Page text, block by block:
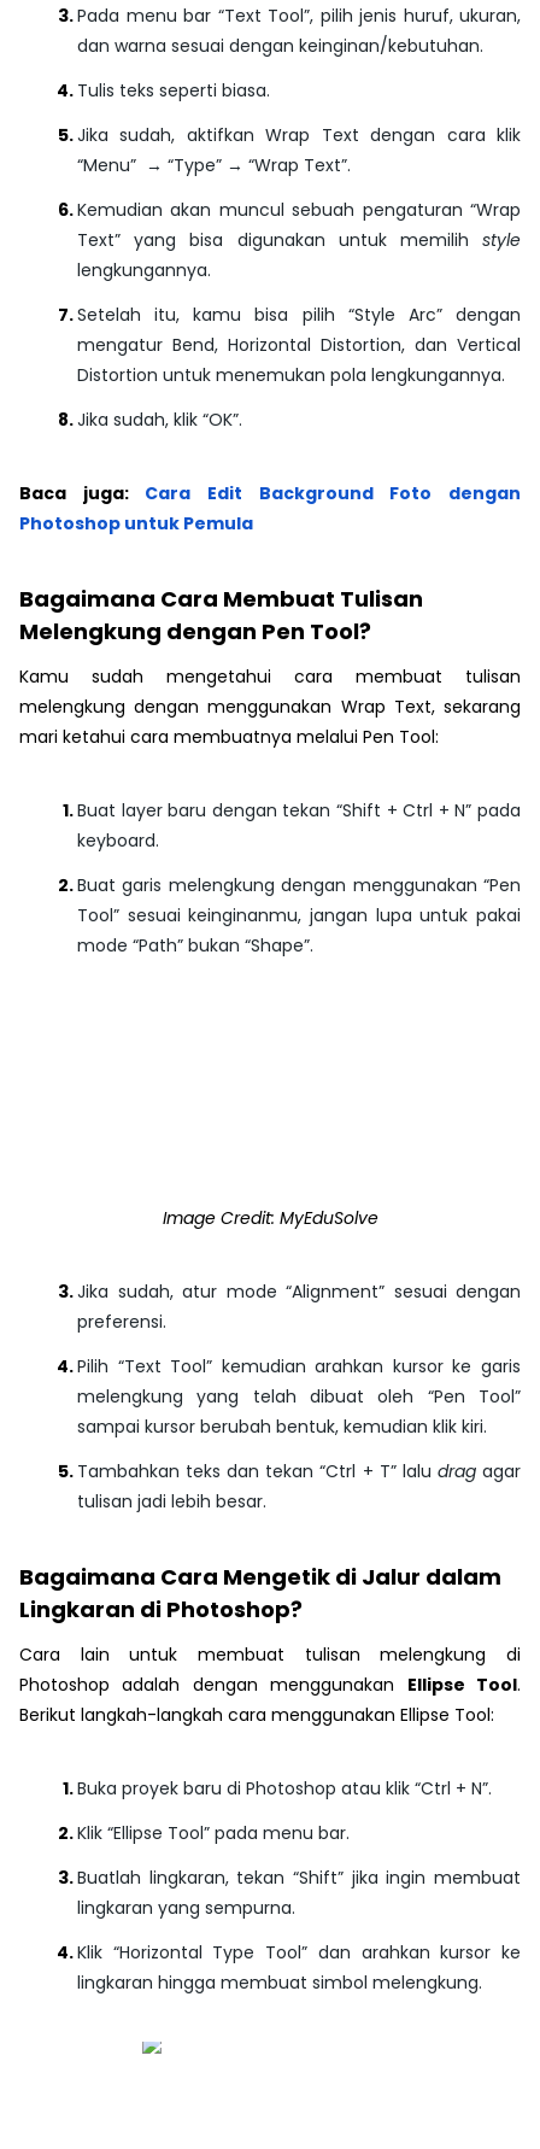
Pada menu bar “Text Tool”, pilih jenis huruf, ukuran,
dan warna sesuai dengan keinginan/kebutuhan.
Tulis teks seperti biasa.
Jika sudah, aktifkan Wrap Text dengan cara klik
“Menu” → “Type” → “Wrap Text”.
Kemudian akan muncul sebuah pengaturan “Wrap
Text” yang bisa digunakan untuk memilih style
lengkungannya.
Setelah itu, kamu bisa pilih “Style Arc”dengan
mengatur Bend, Horizontal Distortion, dan Vertical
Distortion untuk menemukan pola lengkungannya.
Jika sudah, klik “OK”.
Baca juga: Cara Edit Background Foto dengan
Photoshop untuk Pemula
Bagaimana Cara Membuat Tulisan
Melengkung dengan Pen Tool?
Kamu sudah mengetahui cara membuat tulisan
melengkung dengan menggunakan Wrap Text, sekarang
mari ketahui cara membuatnya melalui Pen Tool:
Buat layer baru dengan tekan “Shift + Ctrl + N” pada
keyboard.
Buat garis melengkung dengan menggunakan “Pen
Tool” sesuai keinginanmu, jangan lupa untuk pakai
mode “Path” bukan “Shape”.
Image Credit: MyEduSolve
Jika sudah, atur mode “Alignment” sesuai dengan
preferensi.
Pilih “Text Tool” kemudian arahkan kursor ke garis
melengkung yang telah dibuat oleh “Pen Tool”
sampai kursor berubah bentuk, kemudian klik kiri.
Tambahkan teks dan tekan“Ctrl + T”lalu dragagar
tulisan jadi lebih besar.
Bagaimana Cara Mengetik di Jalur dalam
Lingkaran di Photoshop?
Cara lain untuk membuat tulisan melengkung di
Photoshop adalah dengan menggunakan Ellipse Tool.
Berikut langkah-langkah cara menggunakan Ellipse Tool:
Buka proyek baru di Photoshop atau klik “Ctrl + N”.
Klik “Ellipse Tool” pada menu bar.
Buatlah lingkaran, tekan “Shift” jika ingin membuat
lingkaran yang sempurna.
Klik “Horizontal Type Tool” dan arahkan kursor ke
lingkaran hingga membuat simbol melengkung.